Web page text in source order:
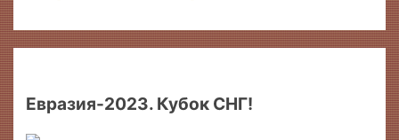
Евразия-2023. Кубок СНГ!